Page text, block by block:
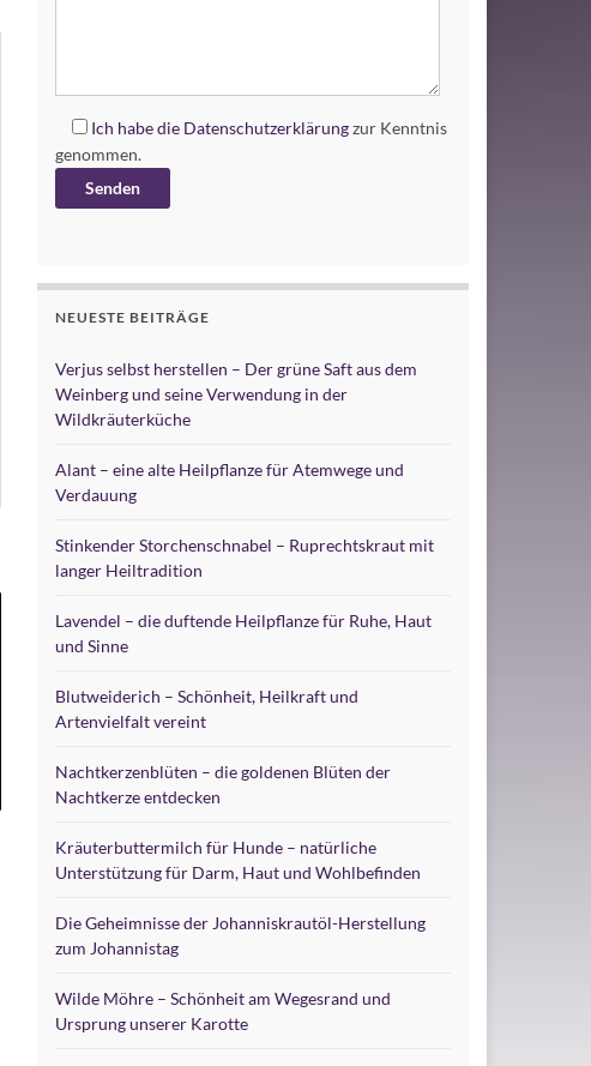
Ich habe die Datenschutzerklärungzur Kenntnis
genommen.
NEUESTE BEITRÄGE
Verjus selbst herstellen – Der grüne Saft aus dem
Weinberg und seine Verwendung in der
Wildkräuterküche
Alant – eine alte Heilpflanze für Atemwege und
Verdauung
Stinkender Storchenschnabel – Ruprechtskraut mit
langer Heiltradition
Lavendel – die duftende Heilpflanze für Ruhe, Haut
und Sinne
Blutweiderich – Schönheit, Heilkraft und
Artenvielfalt vereint
Nachtkerzenblüten – die goldenen Blüten der
Nachtkerze entdecken
Kräuterbuttermilch für Hunde – natürliche
Unterstützung für Darm, Haut und Wohlbefinden
Die Geheimnisse der Johanniskrautöl-Herstellung
zum Johannistag
Wilde Möhre – Schönheit am Wegesrand und
Ursprung unserer Karotte